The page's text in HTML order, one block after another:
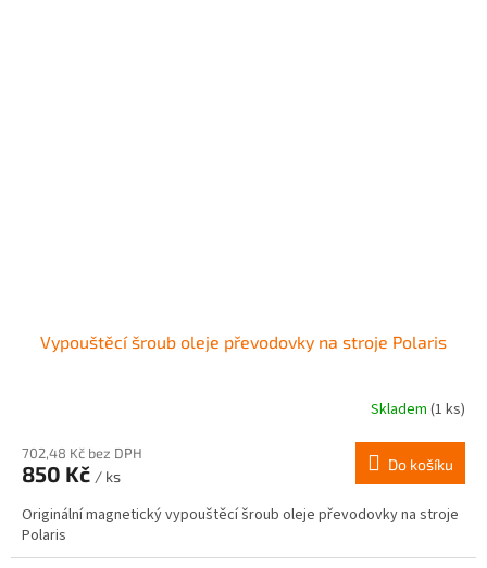
Vypouštěcí šroub oleje převodovky na stroje Polaris
Skladem (1 ks)
702,48 Kč bez DPH
850 Kč / ks
Do košíku
Originální magnetický vypouštěcí šroub oleje převodovky na stroje
Polaris